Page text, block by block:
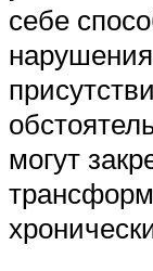
себе
могут